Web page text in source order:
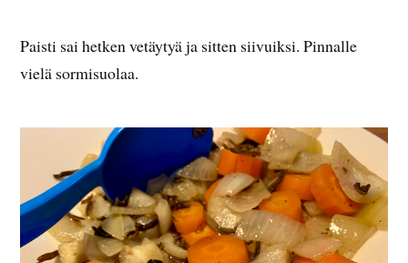
Paisti sai hetken vetäytyä ja sitten siivuiksi. Pinnalle
vielä sormisuolaa.